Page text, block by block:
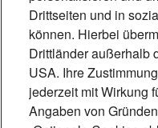
Induktive
Menschen mit
Teilhabe.
Scheffe erklärt,
Drittseiten und in
können. Hierbei
Drittländer außerhalb
USA. Ihre
jederzeit mit Wirkung
Angaben von